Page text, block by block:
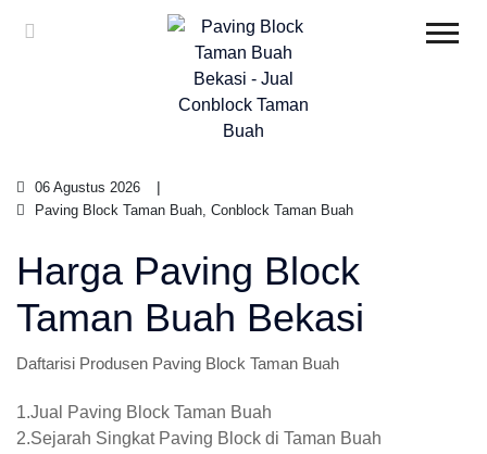
06 Agustus 2026
Paving Block Taman Buah, Conblock Taman Buah
Harga Paving Block
Taman Buah Bekasi
Daftarisi Produsen Paving Block Taman Buah
1.Jual Paving Block Taman Buah
2.Sejarah Singkat Paving Block di Taman Buah